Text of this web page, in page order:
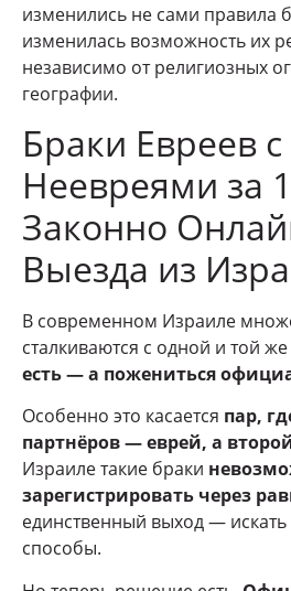
изменились не сами правила
изменилась возможность их
независимо от религиозных
географии.
Браки Евреев с
Неевреями за
Законно
Выезда из
В современном Израиле
сталкиваются с одной и той
есть — а пожениться
Особенно это касается пар,
партнёров — еврей, а
Израиле такие браки
зарегистрировать через
единственный выход —
способы.